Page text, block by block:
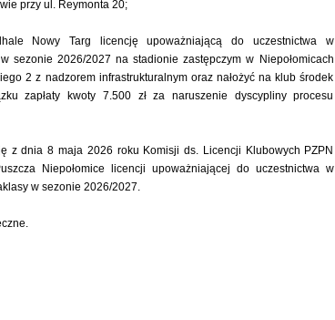
przy ul. Reymonta 20;
Nowy Targ licencję upoważniającą do uczestnictwa w
sezonie 2026/2027 na stadionie zastępczym w Niepołomicach
2 z nadzorem infrastrukturalnym oraz nałożyć na klub środek
zapłaty kwoty 7.500 zł za naruszenie dyscypliny procesu
z dnia 8 maja 2026 roku Komisji ds. Licencji Klubowych PZPN
Niepołomice licencji upoważniającej do uczestnictwa w
w sezonie 2026/2027.